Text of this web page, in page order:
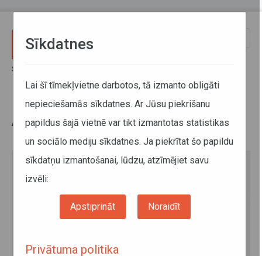
Sākums
ATD uzsāk kampaņu “Mazs
pasažieris – lielāka uzmanība!”
Sīkdatnes
Lai šī tīmekļvietne darbotos, tā izmanto obligāti
nepieciešamās sīkdatnes. Ar Jūsu piekrišanu
papildus šajā vietnē var tikt izmantotas statistikas
un sociālo mediju sīkdatnes. Ja piekrītat šo papildu
sīkdatņu izmantošanai, lūdzu, atzīmējiet savu
izvēli:
Apstiprināt Noraidīt
Privātuma politika